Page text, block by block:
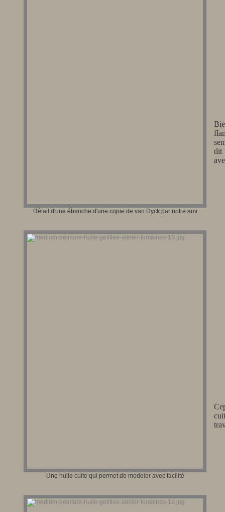
Détail d'une ébauche d'une copie de van Dyck par notre ami
dit
Une huile cuite qui permet de modeler avec facilité